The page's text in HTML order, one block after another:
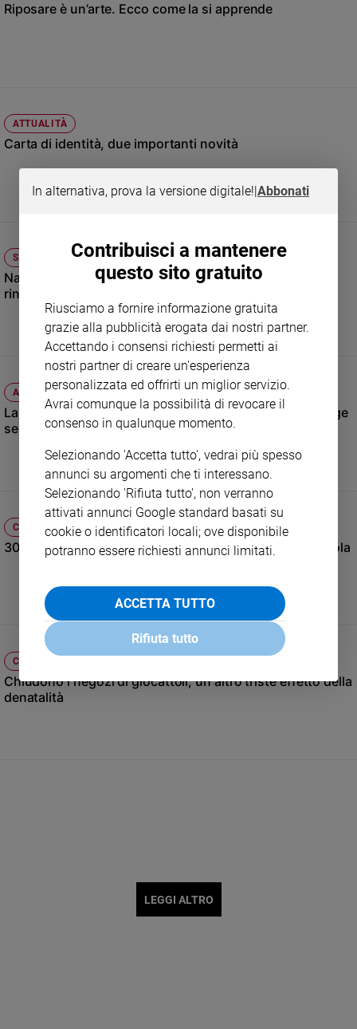
inclusione
Sanremo
2026
Cinema,
Musica
Arte
Famiglia
educazione
Genitori
e
figli
giovani
Adolescenza
Bioetica
Vai
Riflessioni
Foto
Riposare è un’arte. Ecco come la si apprende
ATTUALITÀ
Carta di identità, due importanti novità
SOCIETÀ E VALORI
Natalità: gli italiani vogliono i figli, ma sei su dieci
rinunciano
ATTUALITÀ
La Grecia corre ai ripari contro l'overturismo: 251 spiagge
senza lettini e ombrelloni
COSTUME
30 tavole, la storia dell'Italia raccontata attorno alla tavola
COSTUME
Chiudono i negozi di giocattoli, un altro triste effetto della
denatalità
LEGGI ALTRO
In alternativa, prova la versione digitale!|Abbonati
Contribuisci a mantenere
questo sito gratuito
Riusciamo a fornire informazione gratuita
grazie alla pubblicità erogata dai nostri partner.
Accettando i consensi richiesti permetti ai
nostri partner di creare un'esperienza
personalizzata ed offrirti un miglior servizio.
Avrai comunque la possibilità di revocare il
consenso in qualunque momento.
Selezionando 'Accetta tutto', vedrai più spesso
annunci su argomenti che ti interessano.
Selezionando 'Rifiuta tutto', non verranno
attivati annunci Google standard basati su
cookie o identificatori locali; ove disponibile
potranno essere richiesti annunci limitati.
ACCETTA TUTTO
Rifiuta tutto